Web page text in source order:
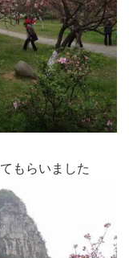
もらいました